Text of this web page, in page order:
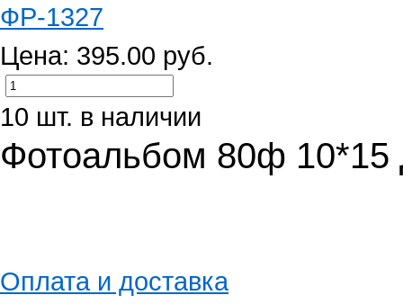
Цена: 395.00 руб.
10 шт. в наличии
Фотоальбом 80ф 10*15
Оплата и доставка